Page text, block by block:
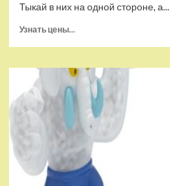
Тыкай в них на одной стороне, а...
Узнать цены...
Брелок-
игрушка
POP
Квадрат
антистресс
(тактильная,
сенсорная)